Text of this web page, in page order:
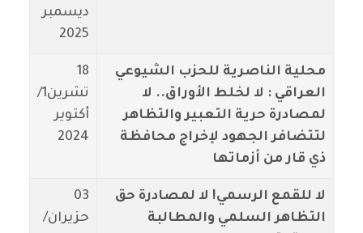
ديسمبر
2025
محلية الناصرية للحزب الشيوعي
العراقي : لا لخلط الأوراق.. لا
لمصادرة حرية التعبير والتظاهر
لتتضافر الجهود لإخراج محافظة
ذي قار من أزماتها
18
تشرين1/
أكتوير
2024
لا للقمع الرسمي! لا لمصادرة حق
التظاهر السلمي والمطالبة
03
حزيران/